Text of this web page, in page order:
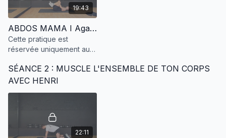
19:43
ABDOS MAMA I Agathe Routine I S3 S1
Cette pratique est
réservée uniquement aux
rééducations périnéale et
abdominale.
SÉANCE 2 : MUSCLE L'ENSEMBLE DE TON CORPS
AVEC HENRI
22:11